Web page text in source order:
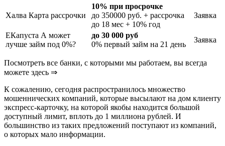
Халва Карта рассрочки
10% при просрочке
до 350000 руб. + рассрочка
до 18 мес + 10% год
Заявка
ЕКапуста А может
лучше займ под 0%?
до 30 000 руб
0% первый займ на 21 день
Заявка
Посмотреть все банки, с которыми мы работаем, вы всегда
можете здесь ⇒
К сожалению, сегодня распространилось множество
мошеннических компаний, которые высылают на дом клиенту
экспресс-карточку, на которой якобы находится большой
доступный лимит, вплоть до 1 миллиона рублей. И
большинство из таких предложений поступают из компаний,
о которых мало информации.